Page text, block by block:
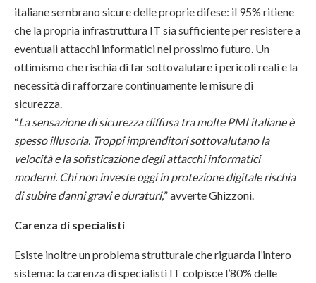
italiane sembrano sicure delle proprie difese: il 95% ritiene
che la propria infrastruttura IT sia sufficiente per resistere a
eventuali attacchi informatici nel prossimo futuro. Un
ottimismo che rischia di far sottovalutare i pericoli reali e la
necessità di rafforzare continuamente le misure di
sicurezza.
“La sensazione di sicurezza diffusa tra molte PMI italiane è
spesso illusoria. Troppi imprenditori sottovalutano la
velocità e la sofisticazione degli attacchi informatici
moderni. Chi non investe oggi in protezione digitale rischia
di subire danni gravi e duraturi,” avverte Ghizzoni.
Carenza di specialisti
Esiste inoltre un problema strutturale che riguarda l’intero
sistema: la carenza di specialisti IT colpisce l’80% delle